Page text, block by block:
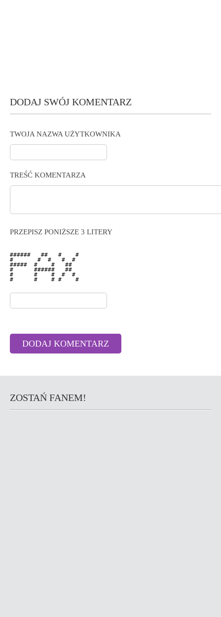
DODAJ SWÓJ KOMENTARZ
TWOJA NAZWA UŻYTKOWNIKA
TREŚĆ KOMENTARZA
PRZEPISZ PONIŻSZE 3 LITERY
######   ##   #    #
#       #  #   #  #
#####  #    #   ##
#      ######   ##
#      #    #  #  #
#      #    # #    #
ZOSTAŃ FANEM!